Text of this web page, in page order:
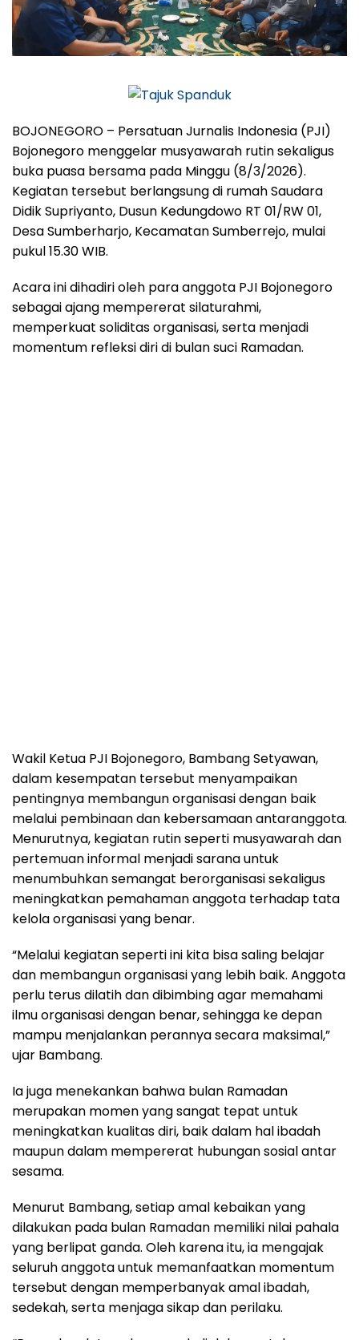
BOJONEGORO – Persatuan Jurnalis Indonesia (PJI)
Bojonegoro menggelar musyawarah rutin sekaligus
buka puasa bersama pada Minggu (8/3/2026).
Kegiatan tersebut berlangsung di rumah Saudara
Didik Supriyanto, Dusun Kedungdowo RT 01/RW 01,
Desa Sumberharjo, Kecamatan Sumberrejo, mulai
pukul 15.30 WIB.
Acara ini dihadiri oleh para anggota PJI Bojonegoro
sebagai ajang mempererat silaturahmi,
memperkuat soliditas organisasi, serta menjadi
momentum refleksi diri di bulan suci Ramadan.
Wakil Ketua PJI Bojonegoro, Bambang Setyawan,
dalam kesempatan tersebut menyampaikan
pentingnya membangun organisasi dengan baik
melalui pembinaan dan kebersamaan antaranggota.
Menurutnya, kegiatan rutin seperti musyawarah dan
pertemuan informal menjadi sarana untuk
menumbuhkan semangat berorganisasi sekaligus
meningkatkan pemahaman anggota terhadap tata
kelola organisasi yang benar.
“Melalui kegiatan seperti ini kita bisa saling belajar
dan membangun organisasi yang lebih baik. Anggota
perlu terus dilatih dan dibimbing agar memahami
ilmu organisasi dengan benar, sehingga ke depan
mampu menjalankan perannya secara maksimal,”
ujar Bambang.
Ia juga menekankan bahwa bulan Ramadan
merupakan momen yang sangat tepat untuk
meningkatkan kualitas diri, baik dalam hal ibadah
maupun dalam mempererat hubungan sosial antar
sesama.
Menurut Bambang, setiap amal kebaikan yang
dilakukan pada bulan Ramadan memiliki nilai pahala
yang berlipat ganda. Oleh karena itu, ia mengajak
seluruh anggota untuk memanfaatkan momentum
tersebut dengan memperbanyak amal ibadah,
sedekah, serta menjaga sikap dan perilaku.